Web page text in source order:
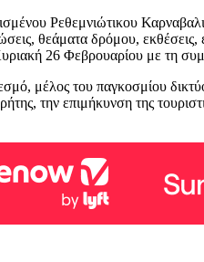
Ρεθεμνιώτικου
θεάματα δρόμου,
26 Φεβρουαρίου με τη
μέλος του παγκοσμίου
την επιμήκυνση της